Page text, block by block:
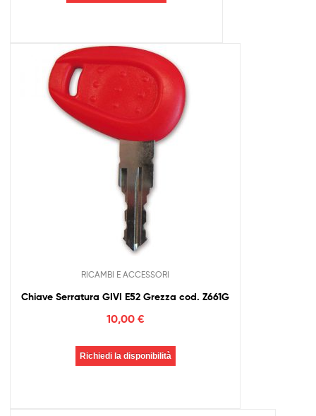
RICAMBI E ACCESSORI
Chiave Serratura GIVI E52 Grezza cod. Z661G
10,00 €
Richiedi la disponibilità